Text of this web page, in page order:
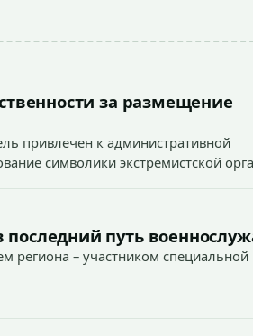
за размещение
привлечен к административной
символики экстремистской
последний путь
региона – участником